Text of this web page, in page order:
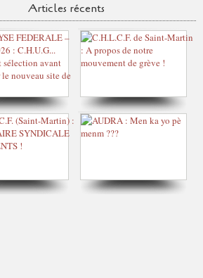
Articles récents